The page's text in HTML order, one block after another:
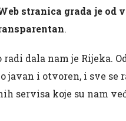
stranica grada je od
.
dala nam je Rijeka.
javan i otvoren, i sve
servisa koje su nam